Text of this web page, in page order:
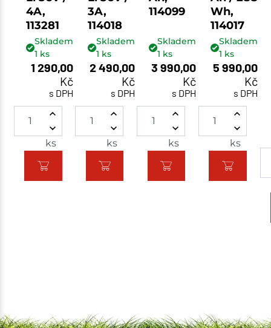
4A,
113281
Skladem
1 ks
1 290,00
Kč
s DPH
ks
3A,
114018
Skladem
1 ks
2 490,00
Kč
s DPH
ks
114099
Skladem
1 ks
3 990,00
Kč
s DPH
ks
Wh,
114017
Skladem
1 ks
5 990,00
Kč
s DPH
ks